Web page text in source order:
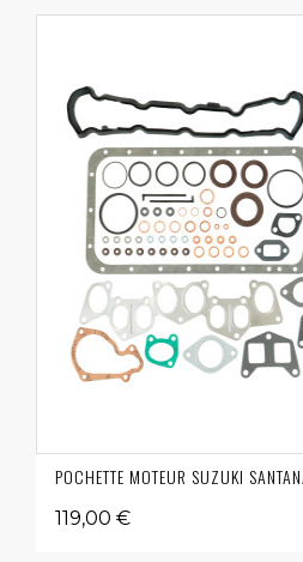
POCHETTE MOTEUR SUZUKI
119,00 €